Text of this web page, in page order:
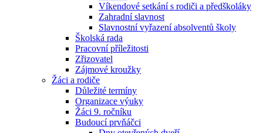
Víkendové setkání s rodiči a předškoláky
Zahradní slavnost
Slavnostní vyřazení absolventů školy
Školská rada
Pracovní příležitosti
Zřizovatel
Zájmové kroužky
Žáci a rodiče
Důležité termíny
Organizace výuky
Žáci 9. ročníku
Budoucí prvňáčci